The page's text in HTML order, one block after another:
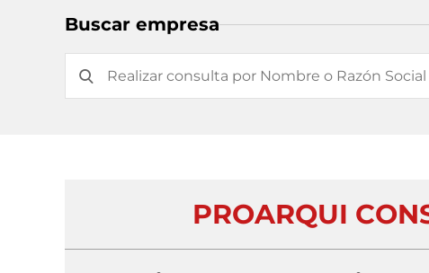
Buscar empresa
PROARQUI